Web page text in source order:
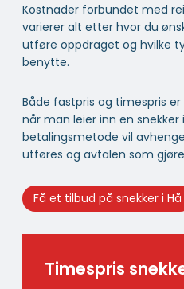
Kostnader forbundet med
varierer alt etter hvor du
utføre oppdraget og hvilke
benytte.
Både fastpris og timespris
når man leier inn en snekker
betalingsmetode vil
utføres og avtalen som
Få et tilbud på snekker i Hå
Timespris